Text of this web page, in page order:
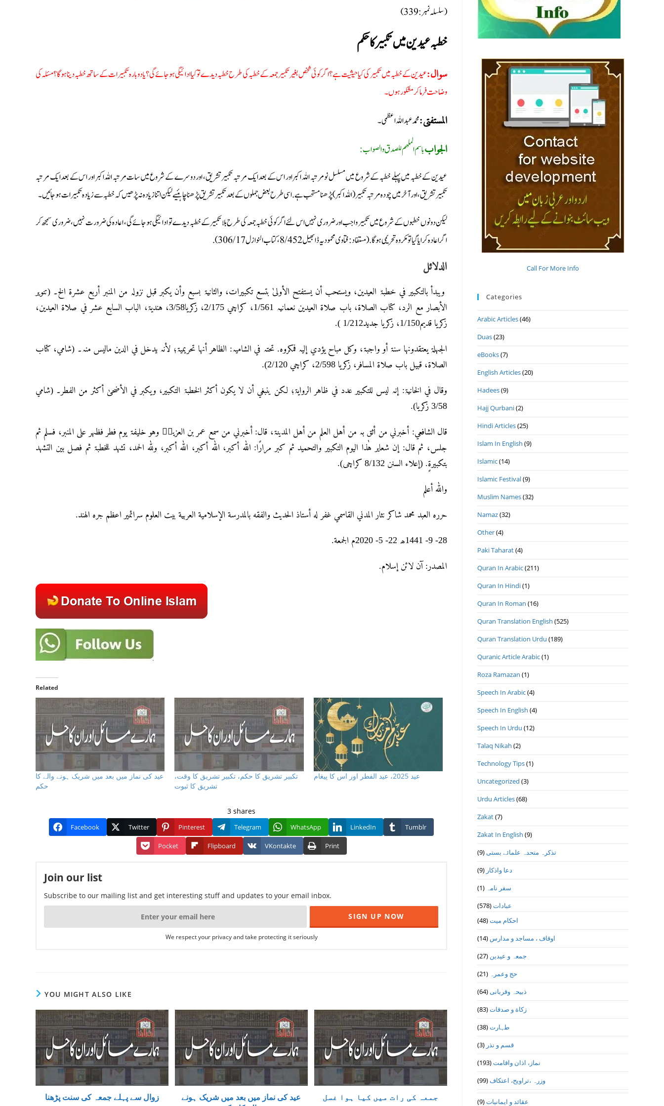
(سلسلہ نمبر: 339)
خطبہ عیدین میں تکبیر کا حکم
سوال:عیدین کے خطبہ میں تکبیر کی کیا حیثیت ہے؟ اگر کوئی شخص بغیر تکبیر جمعہ کے خطبہ کی طرح خطبہ دیدے تو کیا ادائیگی ہوجائے گی؟ یا دوبارہ تکبیرات کے ساتھ خطبہ دینا ہوگا؟ مسئلہ کی
وضاحت فرما کر مشکور ہوں۔
المستفتی:محمد عبد اللہ اعظمی۔
الجوابباسم الملھم للصدق والصواب:
عیدین کے خطبہ میں پہلے خطبہ کے شروع میں مسلسل نو مرتبہ اللہ اکبر اور اس کے بعد ایک مرتبہ تکبیر تشریق، اور دوسرے کے شروع میں سات مرتبہ اللہ اکبر اور اس کے بعد ایک مرتبہ
تکبیر تشریق، اور آخر میں چودہ مرتبہ تکبیر (اللہ اکبر) پڑھنا مستحب ہے. اسی طرح بعض جملوں کے بعد تکبیر تشریق پڑھنا چاہئیے لیکن اتنا زیادہ نہ پڑھیں کہ خطبہ سے زیادہ تکبیرات ہوجائیں۔
لیکن دونوں خطبوں کے شروع میں تکبیر واجب اور ضروری نہیں اس لئے اگر کوئی خطبہ جمعہ کی طرح بلا تکبیر کے خطبہ دیدے تو ادائیگی ہوجائے گی، اعادہ کی ضرورت نہیں، ضروری سمجھ کر
اگر اعادہ کرایا گیا تو مکروہ تحریمی ہوگا. (مستفاد: فتاوی محمودیہ ڈابھیل8/452، کتاب النوازل17/ 306).
الدلائل
ویبدأ بالتکبیر في خطبۃ العیدین، ویستحب أن یستفتح الأولیٰ بتسع تکبیرات، والثانیۃ بسبع وأن یکبر قبل نزولہ من المنبر أربع عشرۃ الخ۔ (تنویر
الأبصار مع الرد، کتاب الصلاۃ، باب صلاۃ العیدین نعمانیہ 1/561، کراچي 2/175، زکریا3/58، ہندیۃ، الباب السابع عشر في صلاۃ العیدین،
زکریا قدیم1/150، زکریا جدید1/212 ).
الجہلۃ یعتقدونہا سنۃ أو واجبۃ، وکل مباح یؤدي إلیہ فمکروہ. تحتہ في الشامیہ: الظاہر أنہا تحریمیۃ؛ لأنہ یدخل في الدین مالیس منہ۔ (شامي، کتاب
الصلاۃ، قبیل باب صلاۃ المسافر، زکریا 2/598، کراچي 2/120).
وقال في الخانیۃ: إنہ لیس للتکبیر عدد في ظاہر الروایۃ؛ لکن ینبغي أن لا یکون أکثر الخطبۃ التکبیر، ویکبر في الأضحیٰ أکثر من الفطر۔ (شامي
3/58 زکریا).
قال الشافعي: أخبرني من أثق بہ من أہل العلم من أہل المدینۃ، قال: أخبرني من سمع عمر بن العزیزؒ وہو خلیفۃ یوم فطر فظہر علی المنبر، فسلم ثم
جلس، ثم قال: إن شعایر ہٰذا الیوم التکبیر والتحمید ثم کبر مرارًا: اللّٰہ أکبر، اللّٰہ أکبر، اللّٰہ أکبر، وللّٰہ الحمد، تشہد للخطبۃ ثم فصل بین التشہد
بتکبیرۃٍ. (إعلاء السنن 8/132 کراچی).
والله أعلم
حرره العبد محمد شاکر نثار المدني القاسمي غفر له أستاذ الحديث والفقه بالمدرسة الإسلامية العربية بيت العلوم سرائمير اعظم جره الهند.
28- 9- 1441ھ 22- 5- 2020م الجمعة.
المصدر: آن لائن إسلام.
Related
عید کی نماز میں بعد میں شریک ہونے والے کا
حکم
تکبیر تشریق کا حکم، تکبیر تشریق کا وقت،
تشریق کا ثبوت
عيد 2025، عيد الفطر اور اس كا پيغام
3 shares
Facebook Twitter Pinterest Telegram WhatsApp LinkedIn Tumblr
Pocket Flipboard VKontakte Print
Join our list
Subscribe to our mailing list and get interesting stuff and updates to your email inbox.
We respect your privacy and take protecting it seriously
YOU MIGHT ALSO LIKE
زوال سے پہلے جمعہ کی سنت پڑھنا
عید کی نماز میں بعد میں شریک ہونے
جمعہ کی رات میں کیا ہوا غسل
Call For More Info
Categories
Arabic Articles(46)
Duas(23)
eBooks(7)
English Articles(20)
Hadees(9)
Hajj Qurbani(2)
Hindi Articles(25)
Islam In English (9)
Islamic(14)
Islamic Festival(9)
Muslim Names(32)
Namaz(32)
Other(4)
Paki Taharat(4)
Quran In Arabic(211)
Quran In Hindi(1)
Quran In Roman (16)
Quran Translation English (525)
Quran Translation Urdu (189)
Quranic Article Arabic(1)
Roza Ramazan (1)
Speech In Arabic(4)
Speech In English (4)
Speech In Urdu (12)
Talaq Nikah (2)
Technology Tips(1)
Uncategorized (3)
Urdu Articles(68)
Zakat(7)
Zakat In English (9)
تذكرہ متحدہ علمائے بستى(9)
دعا واذكار (9)
سفر نامہ (1)
عبادات(578)
احکام میت(48)
اوقاف ، مساجد و مدارس (14)
جمعہ و عیدین (27)
حج وعمرہ (21)
ذبیحہ وقربانی(64)
زکاة و صدقات(83)
طہارت(38)
قسم و نذر (3)
نماز، اذان واقامت(193)
وزرہ ،تراويح، اعتكاف(99)
عقائد و ایمانیات(9)